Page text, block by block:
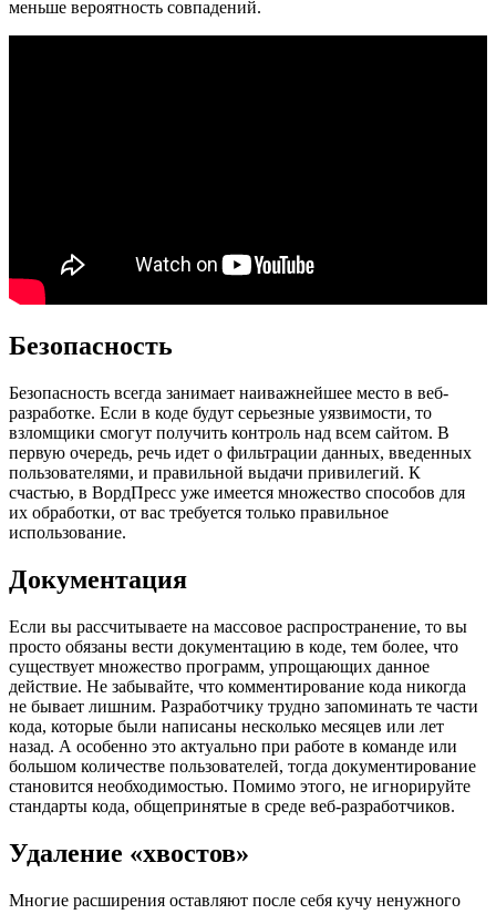
меньше вероятность совпадений.
Безопасность
Безопасность всегда занимает наиважнейшее место в веб-
разработке. Если в коде будут серьезные уязвимости, то
взломщики смогут получить контроль над всем сайтом. В
первую очередь, речь идет о фильтрации данных, введенных
пользователями, и правильной выдачи привилегий. К
счастью, в ВордПресс уже имеется множество способов для
их обработки, от вас требуется только правильное
использование.
Документация
Если вы рассчитываете на массовое распространение, то вы
просто обязаны вести документацию в коде, тем более, что
существует множество программ, упрощающих данное
действие. Не забывайте, что комментирование кода никогда
не бывает лишним. Разработчику трудно запоминать те части
кода, которые были написаны несколько месяцев или лет
назад. А особенно это актуально при работе в команде или
большом количестве пользователей, тогда документирование
становится необходимостью. Помимо этого, не игнорируйте
стандарты кода, общепринятые в среде веб-разработчиков.
Удаление «хвостов»
Многие расширения оставляют после себя кучу ненужного